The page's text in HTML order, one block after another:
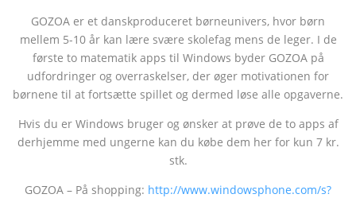
GOZOA er et danskproduceret børneunivers, hvor børn
mellem 5-10 år kan lære svære skolefag mens de leger. I de
første to matematik apps til Windows byder GOZOA på
udfordringer og overraskelser, der øger motivationen for
børnene til at fortsætte spillet og dermed løse alle opgaverne.
Hvis du er Windows bruger og ønsker at prøve de to apps af
derhjemme med ungerne kan du købe dem her for kun 7 kr.
stk.
GOZOA – På shopping: http://www.windowsphone.com/s?